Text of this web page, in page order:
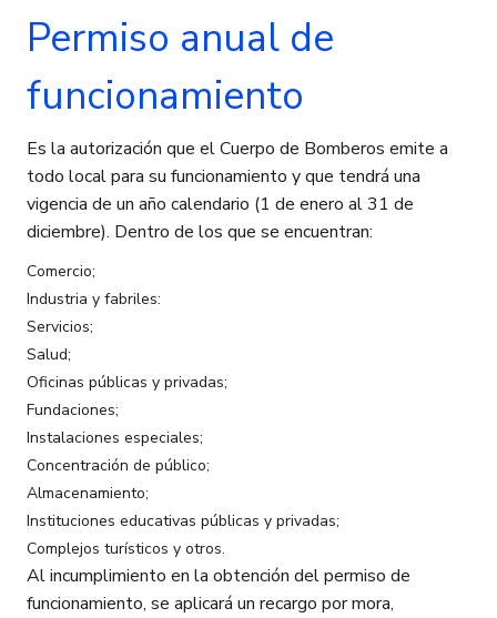
Permiso anual de
funcionamiento
Es la autorización que el Cuerpo de Bomberos emite a
todo local para su funcionamiento y que tendrá una
vigencia de un año calendario (1 de enero al 31 de
diciembre). Dentro de los que se encuentran:
Comercio;
Industria y fabriles:
Servicios;
Salud;
Oficinas públicas y privadas;
Fundaciones;
Instalaciones especiales;
Concentración de público;
Almacenamiento;
Instituciones educativas públicas y privadas;
Complejos turísticos y otros.
Al incumplimiento en la obtención del permiso de
funcionamiento, se aplicará un recargo por mora,